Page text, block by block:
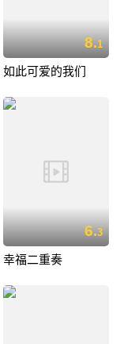
8.1
如此可爱的我们
6.3
幸福二重奏